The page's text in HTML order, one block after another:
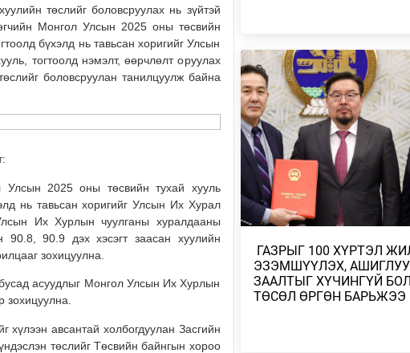
төслийг боловсруулах нь зүйтэй
Монгол Улсын 2025 оны төсвийн
бүхэлд нь тавьсан хоригийг Улсын
тогтоолд нэмэлт, өөрчлөлт оруулах
боловсруулан танилцуулж байна
Улсын 2025 оны төсвийн тухай хууль
нь тавьсан хоригийг Улсын Их Хурал
Их Хурлын чуулганы хуралдааны
90.8, 90.9 дэх хэсэгт заасан хуулийн
зохицуулна.
асуудлыг Монгол Улсын Их Хурлын
зохицуулна.
хүлээн авсантай холбогдуулан Засгийн
төслийг Төсвийн байнгын хороо
АВТОБЕНЗИН, ДИЗЕЛИЙН
ОНЦГОЙ АЛБАН ТАТВАРЫГ
2026/08/05
НАЙМДУГААР САРЫН 15-НЫ
ЕСДҮГЭЭР САРЫН 12-НЫГ
ТЭГШ, СОНДГ…
2026/08/05
ЗАРИМ ГАЗРААР ДУУ
ААДАР…
2026/08/05
ГАЗРЫГ 100 ХҮРТЭЛ
ЭЗЭМШҮҮЛЭХ,
ЗААЛТЫГ ХҮЧИНГҮЙ
ТӨСӨЛ ӨРГӨН БАРЬЖЭЭ